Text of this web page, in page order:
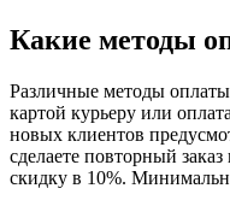
Какие методы
Различные методы
картой курьеру или
новых клиентов
сделаете повторный
скидку в 10%.